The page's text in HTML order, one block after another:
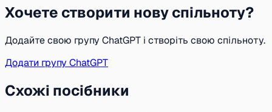
Хочете створити нову спільноту?
Додайте свою групу ChatGPT і створіть свою спільноту.
Додати групу ChatGPT
Схожі посібники